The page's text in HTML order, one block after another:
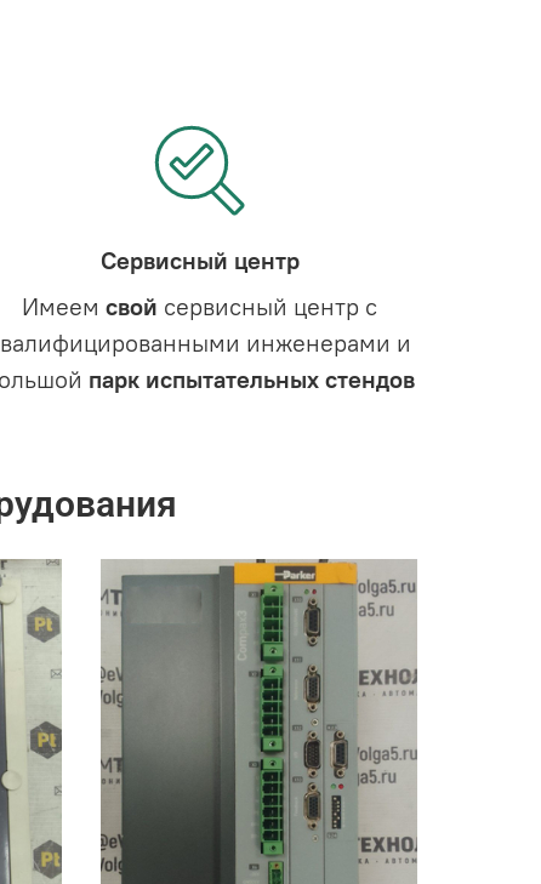
Сервисный центр
Имеемсвой сервисный центр с
инженерами и
парк испытательных стендов